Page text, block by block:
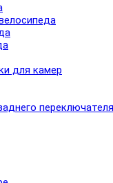
для камер
переключателя